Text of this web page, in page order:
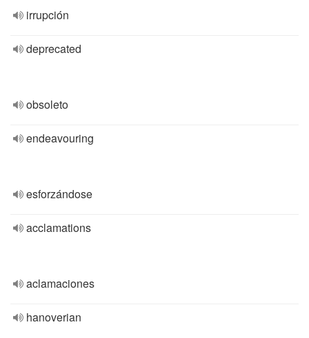
irrupción
deprecated
obsoleto
endeavouring
esforzándose
acclamations
aclamaciones
hanoverian